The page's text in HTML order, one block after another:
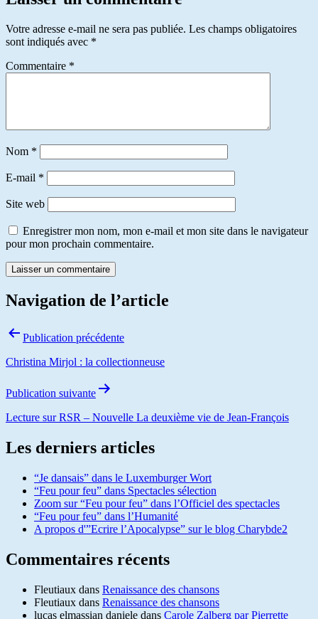
Votre adresse e-mail ne sera pas publiée. Les champs obligatoires
sont indiqués avec *
Commentaire *
Nom *
E-mail *
Site web
Enregistrer mon nom, mon e-mail et mon site dans le navigateur
pour mon prochain commentaire.
Navigation de l’article
Publication précédente
Christina Mirjol : la collectionneuse
Publication suivante
Lecture sur RSR – Nouvelle La deuxième vie de Jean-François
Les derniers articles
“Je dansais” dans le Luxemburger Wort
“Feu pour feu” dans Spectacles sélection
Zoom sur “Feu pour feu” dans l’Officiel des spectacles
“Feu pour feu” dans l’Humanité
A propos d'”Ecrire l’Apocalypse” sur le blog Charybde2
Commentaires récents
Fleutiaux dans Renaissance des chansons
Fleutiaux dans Renaissance des chansons
lucas elmassian daniele dans Carole Zalberg par Pierrette